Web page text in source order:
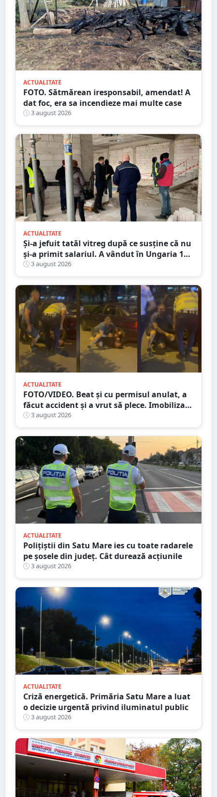
ACTUALITATE
FOTO. Sătmărean iresponsabil, amendat! A
dat foc, era sa incendieze mai multe case
3 august 2026
ACTUALITATE
Și-a jefuit tatăl vitreg după ce susține că nu
și-a primit salariul. A vândut în Ungaria 120
de role de vată și gresie de 7.000 de euro
3 august 2026
ACTUALITATE
FOTO/VIDEO. Beat și cu permisul anulat, a
făcut accident și a vrut să plece. Imobilizat
de trecători
3 august 2026
ACTUALITATE
Polițiștii din Satu Mare ies cu toate radarele
pe șosele din județ. Cât durează acțiunile
3 august 2026
ACTUALITATE
Criză energetică. Primăria Satu Mare a luat
o decizie urgentă privind iluminatul public
3 august 2026